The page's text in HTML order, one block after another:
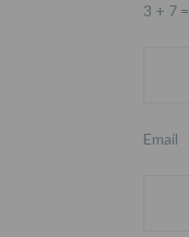
3 + 7 =
Email